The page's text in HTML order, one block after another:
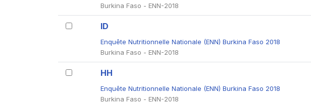
Burkina Faso - ENN-2018
ID
Enquête Nutritionnelle Nationale (ENN) Burkina Faso 2018
Burkina Faso - ENN-2018
HH
Enquête Nutritionnelle Nationale (ENN) Burkina Faso 2018
Burkina Faso - ENN-2018